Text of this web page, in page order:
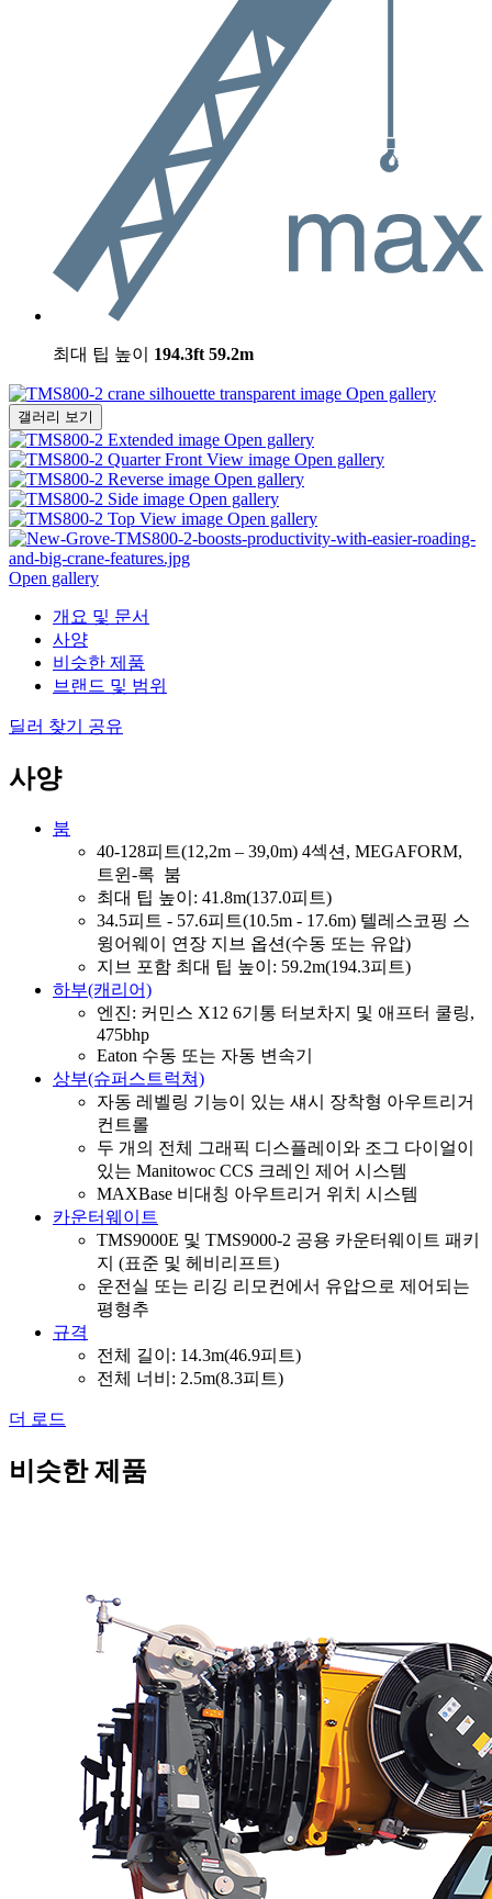
최대 팁 높이 194.3ft 59.2m
Open gallery
갤러리 보기
Open gallery
Open gallery
Open gallery
Open gallery
Open gallery
Open gallery
개요 및 문서
사양
비슷한 제품
브랜드 및 범위
딜러 찾기 공유
사양
붐
40-128피트(12,2m – 39,0m) 4섹션, MEGAFORM,
트윈-록 붐
최대 팁 높이: 41.8m(137.0피트)
34.5피트 - 57.6피트(10.5m - 17.6m) 텔레스코핑 스
윙어웨이 연장 지브 옵션(수동 또는 유압)
지브 포함 최대 팁 높이: 59.2m(194.3피트)
하부(캐리어)
엔진: 커민스 X12 6기통 터보차지 및 애프터 쿨링,
475bhp
Eaton 수동 또는 자동 변속기
상부(슈퍼스트럭쳐)
자동 레벨링 기능이 있는 섀시 장착형 아우트리거
컨트롤
두 개의 전체 그래픽 디스플레이와 조그 다이얼이
있는 Manitowoc CCS 크레인 제어 시스템
MAXBase 비대칭 아우트리거 위치 시스템
카운터웨이트
TMS9000E 및 TMS9000-2 공용 카운터웨이트 패키
지 (표준 및 헤비리프트)
운전실 또는 리깅 리모컨에서 유압으로 제어되는
평형추
규격
전체 길이: 14.3m(46.9피트)
전체 너비: 2.5m(8.3피트)
더 로드
비슷한 제품